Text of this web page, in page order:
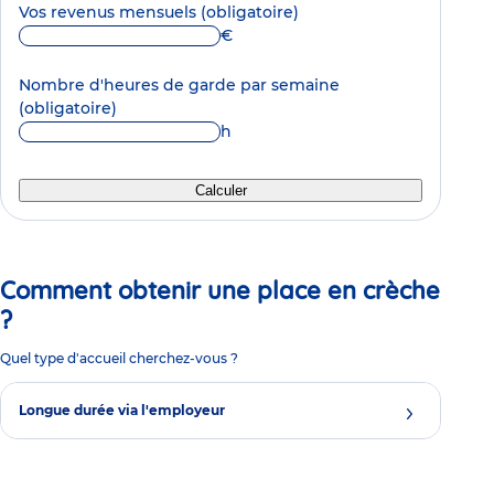
Vos revenus mensuels (obligatoire)
€
Nombre d'heures de garde par semaine
(obligatoire)
h
Calculer
Comment obtenir une place en crèche
?
Quel type d'accueil cherchez-vous ?
Longue durée via l'employeur